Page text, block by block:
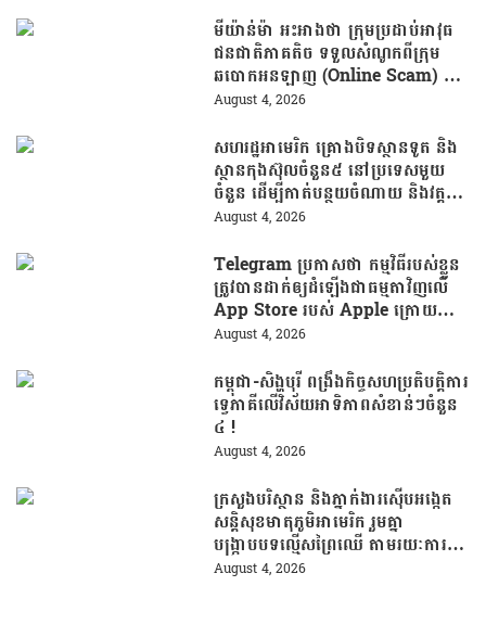
មីយ៉ាន់ម៉ា អះអាងថា ក្រុមប្រដាប់អាវុធ
ជនជាតិភាគតិច ទទួលសំណូកពីក្រុម
ឆបោកអនឡាញ (Online Scam) ជា
ថ្នូរនឹងការជួយរត់ចូលប្រទេសថៃ!
August 4, 2026
សហរដ្ឋអាមេរិក គ្រោងបិទស្ថានទូត និង
ស្ថានកុងស៊ុលចំនួន៥ នៅប្រទេសមួយ
ចំនួន ដើម្បីកាត់បន្ថយចំណាយ និងវត្ត
មានការទូតដែលគ្មានប្រសិទ្ធភាព
August 4, 2026
Telegram ប្រកាសថា កម្មវិធីរបស់ខ្លួន
ត្រូវបានដាក់ឲ្យដំឡើងជាធម្មតាវិញលើ
App Store របស់ Apple ក្រោយបាត់
ខ្លួនដោយគ្មានការបញ្ជាក់ពីមូលហេតុ
August 4, 2026
កម្ពុជា-សិង្ហបុរី ពង្រឹងកិច្ចសហប្រតិបត្តិការ
ទ្វេភាគីលើវិស័យអាទិភាពសំខាន់ៗចំនួន
៤ !
August 4, 2026
ក្រសួងបរិស្ថាន និងភ្នាក់ងារស៊ើបអង្កេត
សន្តិសុខមាតុភូមិអាមេរិក រួមគ្នា
បង្រ្កាបបទល្មើសព្រៃឈើ តាមរយៈការប្រើ
ប្រាស់បច្ចេកវិទ្យា
August 4, 2026